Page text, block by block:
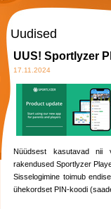
Uudised
UUS! Sportlyzer
17.11.2024
Nüüdsest kasutavad nii
rakendused Sportlyzer
Sisselogimine toimub
ühekordset PIN-koodi